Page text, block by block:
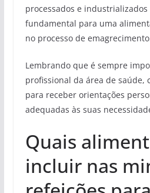
processados e
fundamental para uma
no processo de
Lembrando que é sempre
profissional da área de saúde,
para receber orientações
adequadas às suas
Quais
incluir nas